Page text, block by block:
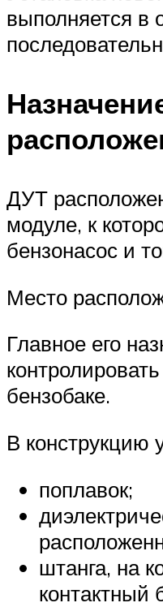
выполняется в
ДУТ
модуле, к
бензонасос и
Место
Главное его
бензобаке.
В конструкцию
поплавок;
штанга, на
контактный